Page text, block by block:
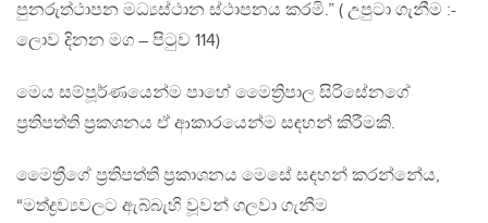
පුනරුත්ථාපන මධ්‍යස්ථාන ස්ථාපනය කරමි.” ( උපුටා ගැනීම :-
ලොව දිනන මග – පිටුව 114)
මෙය සම්පූර්ණයෙන්ම පාහේ මෛත්‍රිපාල සිරිසේනගේ
ප්‍රතිපත්ති ප්‍රකශනය ඒ ආකාරයෙන්ම සඳහන් කිරීමකි.
මෛත්‍රීගේ ප්‍රතිපත්ති ප්‍රකාශනය මෙසේ සඳහන් කරන්නේය,
“මත්ද්‍රව්‍යවලට ඇබ්බැහි වූවන් ගලවා ගැනීම